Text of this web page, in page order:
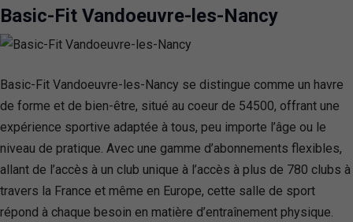
Basic-Fit Vandoeuvre-les-Nancy
Basic-Fit Vandoeuvre-les-Nancy se distingue comme un havre
de forme et de bien-être, situé au coeur de 54500, offrant une
expérience sportive adaptée à tous, peu importe l’âge ou le
niveau de pratique. Avec une gamme d’abonnements flexibles,
allant de l’accès à un club unique à l’accès à plus de 780 clubs à
travers la France et même en Europe, cette salle de sport
répond à chaque besoin en matière d’entraînement physique.